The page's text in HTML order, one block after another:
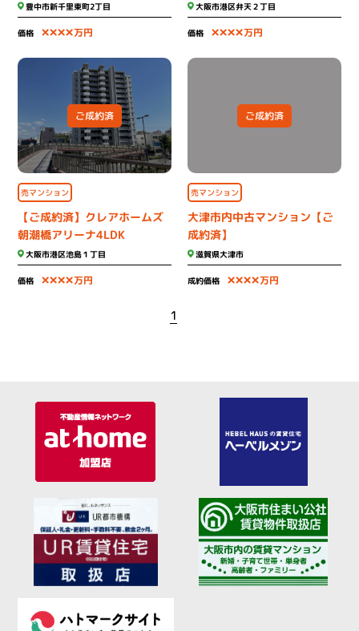
豊中市新千里東町2丁目
価格 ××××万円
大阪市港区弁天２丁目
価格 ××××万円
ご成約済
売マンション
【ご成約済】クレアホームズ
朝潮橋アリーナ4LDK
大阪市港区池島１丁目
価格 ××××万円
ご成約済
売マンション
大津市内中古マンション【ご
成約済】
滋賀県大津市
成約価格 ××××万円
1